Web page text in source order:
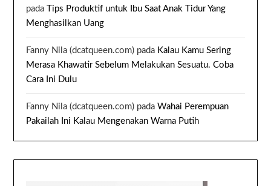
pada
Tips Produktif untuk Ibu Saat Anak Tidur Yang
Menghasilkan Uang
Fanny Nila (dcatqueen.com) pada Kalau Kamu Sering
Merasa Khawatir Sebelum Melakukan Sesuatu. Coba
Cara Ini Dulu
Fanny Nila (dcatqueen.com) padaWahai Perempuan
Pakailah Ini Kalau Mengenakan Warna Putih